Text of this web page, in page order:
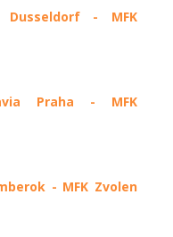
Dusseldorf - MFK
Praha - MFK
- MFK Zvolen